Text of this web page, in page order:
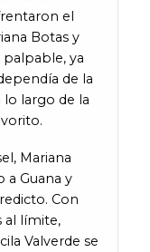
el
Botas y
palpable, ya
de la
lo largo de la
Mariana
a Guana y
Con
al límite,
Valverde se